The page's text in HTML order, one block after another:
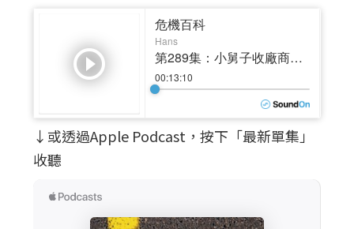
↓或透過Apple Podcast，按下「最新單集」
收聽